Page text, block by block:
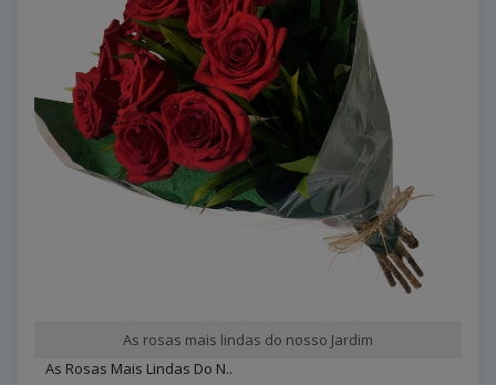
As rosas mais lindas do nosso Jardim
As Rosas Mais Lindas Do N..